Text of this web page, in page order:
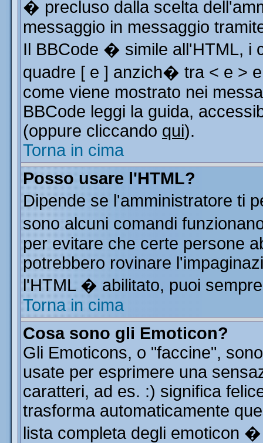
� precluso dalla scelta
messaggio in messaggio
Il BBCode � simile all'HTML, i
quadre [ e ] anzich� tra < e >
come viene mostrato nei
BBCode leggi la guida,
(oppure cliccando qui).
Torna in cima
Posso usare l'HTML?
Dipende se l'amministratore ti
sono alcuni comandi
per evitare che certe persone
potrebbero rovinare
l'HTML � abilitato, puoi
Torna in cima
Cosa sono gli Emoticon?
Gli Emoticons, o "faccine",
usate per esprimere una
caratteri, ad es. :) significa
trasforma automaticamente
lista completa degli emoticon